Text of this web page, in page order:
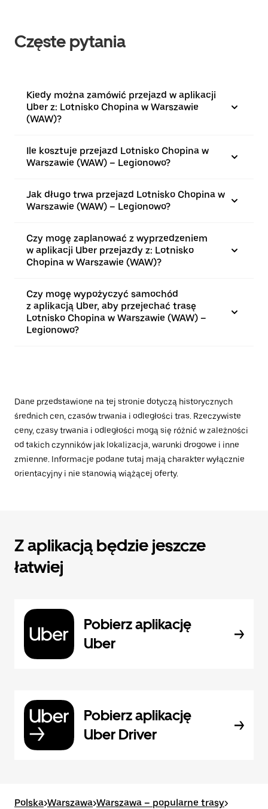
Częste pytania
Kiedy można zamówić przejazd w aplikacji
Uber z: Lotnisko Chopina w Warszawie
(WAW)?
Ile kosztuje przejazd Lotnisko Chopina w
Warszawie (WAW) – Legionowo?
Jak długo trwa przejazd Lotnisko Chopina w
Warszawie (WAW) – Legionowo?
Czy mogę zaplanować z wyprzedzeniem
w aplikacji Uber przejazdy z: Lotnisko
Chopina w Warszawie (WAW)?
Czy mogę wypożyczyć samochód
z aplikacją Uber, aby przejechać trasę
Lotnisko Chopina w Warszawie (WAW) –
Legionowo?
Dane przedstawione na tej stronie dotyczą historycznych
średnich cen, czasów trwania i odległości tras. Rzeczywiste
ceny, czasy trwania i odległości mogą się różnić w zależności
od takich czynników jak lokalizacja, warunki drogowe i inne
zmienne. Informacje podane tutaj mają charakter wyłącznie
orientacyjny i nie stanowią wiążącej oferty.
Z aplikacją będzie jeszcze
łatwiej
Pobierz aplikację
Uber
Pobierz aplikację
Uber Driver
Polska>Warszawa>Warszawa – popularne trasy>